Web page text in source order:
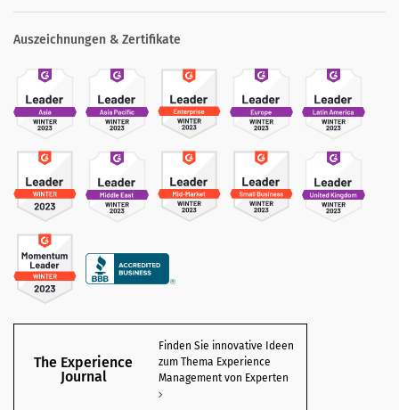
Auszeichnungen & Zertifikate
The Experience
Journal
Finden Sie innovative Ideen
zum Thema Experience
Management von Experten